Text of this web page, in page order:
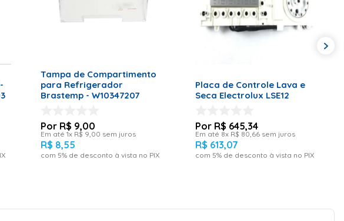
Tampa de Compartimento
para Refrigerador
Brastemp - W10347207
R$ 9,00
Em até1x R$ 9 00 sem juros
R$ 8,55
com 5% de desconto à vista no PIX
Placa de Controle Lava e
Seca Electrolux LSE12
R$ 645,34
Em até 8x R$ 80 66sem juros
R$ 613,07
com 5% de desconto à vista no PIX